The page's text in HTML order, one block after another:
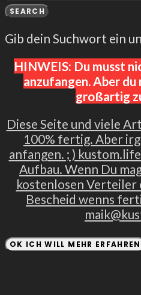
SEARCH
Gib dein Suchwort ein
HINWEIS: Du musst
anzufangen. Aber du
großartig
Diese Seite und viele
100% fertig. Aber
anfangen. ; )
Aufbau. Wenn Du
kostenlosen Verteiler
Bescheid wenns
OK ICH WILL MEHR ERFAHREN